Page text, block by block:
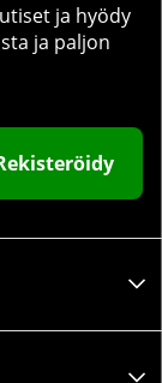
ja hyödy
ja paljon